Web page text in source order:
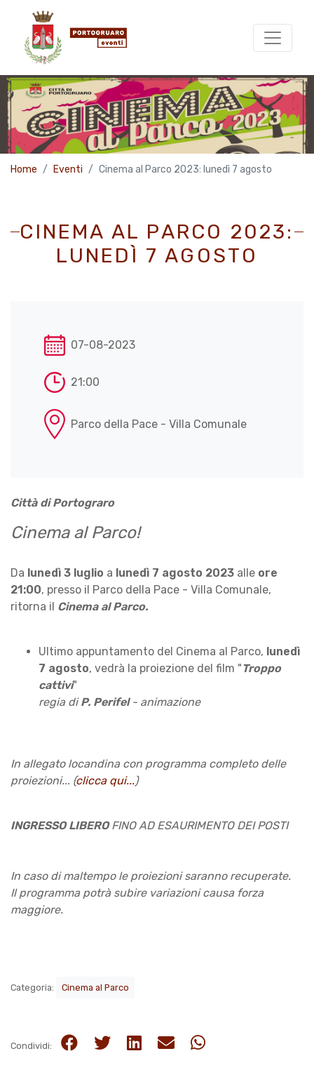
Home Eventi Cinema al Parco 2023: lunedì 7 agosto
CINEMA AL PARCO 2023:
LUNEDÌ 7 AGOSTO
07-08-2023
21:00
Parco della Pace - Villa Comunale
Città di Portograro
Cinema al Parco!
Da lunedì 3 luglio a lunedì 7 agosto 2023 alle ore
21:00, presso il Parco della Pace - Villa Comunale,
ritorna il Cinema al Parco.
Ultimo appuntamento del Cinema al Parco, lunedì
7 agosto, vedrà la proiezione del film "Troppo
cattivi"
regia diP. Perifel - animazione
In allegato locandina con programma completo delle
proiezioni... (clicca qui...)
INGRESSO LIBEROFINO AD ESAURIMENTO DEI POSTI
In caso di maltempo le proiezioni saranno recuperate.
Il programma potrà subire variazioni causa forza
maggiore.
Categoria: Cinema al Parco
Condividi: